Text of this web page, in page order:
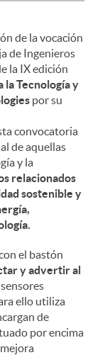
de la vocación
de Ingenieros
la IX edición
la Tecnología y
por su
convocatoria
de aquellas
y la
relacionados
sostenible y
el bastón
y advertir al
ello utiliza
de
por encima